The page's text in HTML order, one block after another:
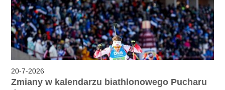
20-7-2026
Zmiany w kalendarzu biathlonowego Pucharu